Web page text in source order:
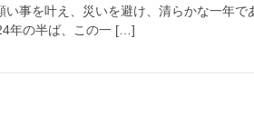
事を叶え、災いを避け、清らかな一年で
年の半ば、この一 […]